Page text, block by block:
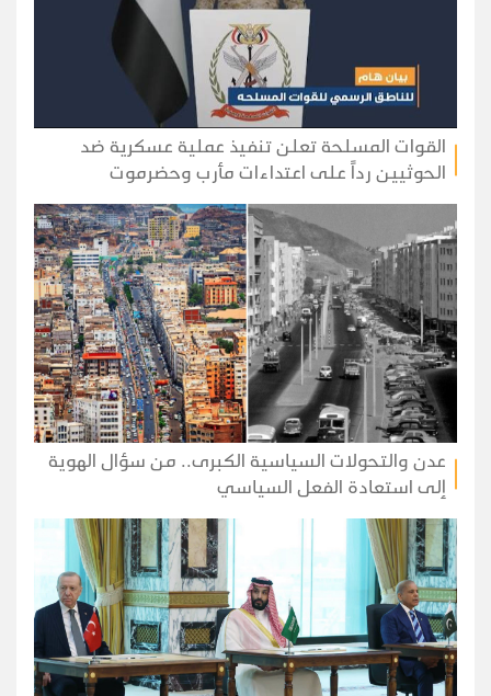
القوات المسلحة تعلن تنفيذ عملية عسكرية ضد
الحوثيين رداً على اعتداءات مأرب وحضرموت
عدن والتحولات السياسية الكبرى.. من سؤال الهوية
إلى استعادة الفعل السياسي